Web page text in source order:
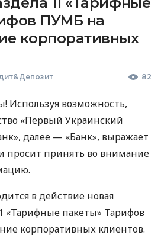
ПУМБ на
корпоративных
82
Используя возможность,
«Первый Украинский
далее — «Банк», выражает
просит принять во внимание
в действие новая
«Тарифные пакеты» Тарифов
корпоративных клиентов.